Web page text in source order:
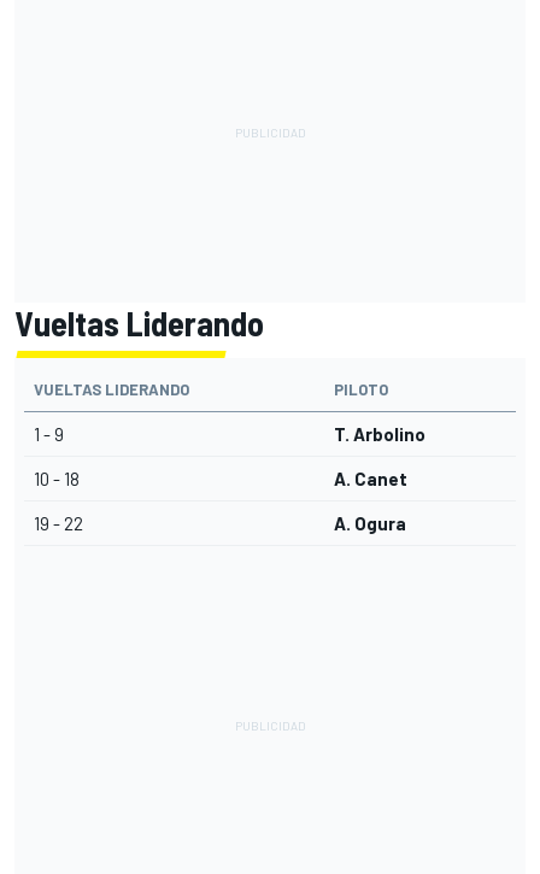
Vueltas Liderando
VUELTAS LIDERANDO PILOTO
1 - 9 T. Arbolino
10 - 18 A. Canet
19 - 22 A. Ogura